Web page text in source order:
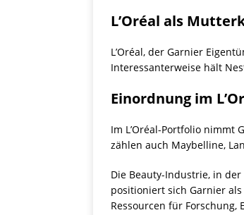
L’Oréal als
L’Oréal, der Garnier
Interessanterweise hält
Einordnung im
Im L’Oréal-Portfolio nimmt
zählen auch Maybelline,
Die Beauty-Industrie, in
positioniert sich Garnier
Ressourcen für Forschung,